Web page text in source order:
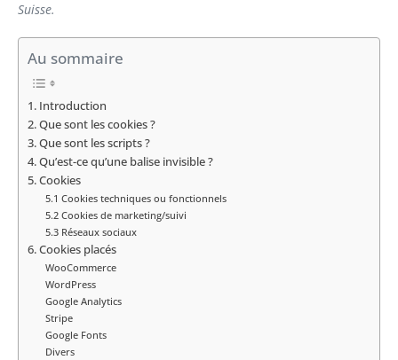
Suisse.
Au sommaire
1. Introduction
2. Que sont les cookies ?
3. Que sont les scripts ?
4. Qu’est-ce qu’une balise invisible ?
5. Cookies
5.1 Cookies techniques ou fonctionnels
5.2 Cookies de marketing/suivi
5.3 Réseaux sociaux
6. Cookies placés
WooCommerce
WordPress
Google Analytics
Stripe
Google Fonts
Divers